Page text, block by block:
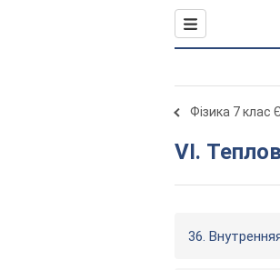
Фізика 7 клас
VI.
36.